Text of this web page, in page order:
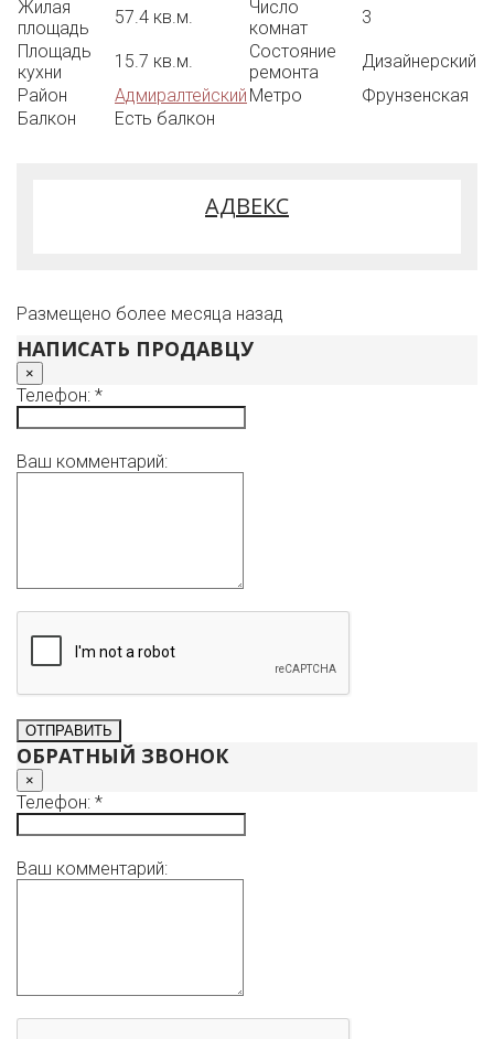
Жилая
площадь
57.4 кв.м.
Число
комнат
3
Площадь
кухни
15.7 кв.м.
Состояние
ремонта
Дизайнерский
Район
Адмиралтейский Метро
Фрунзенская
Балкон
Есть балкон
АДВЕКС
Размещено более месяца назад
НАПИСАТЬ ПРОДАВЦУ
×
Телефон: *
Ваш комментарий:
ОБРАТНЫЙ ЗВОНОК
×
Телефон: *
Ваш комментарий: